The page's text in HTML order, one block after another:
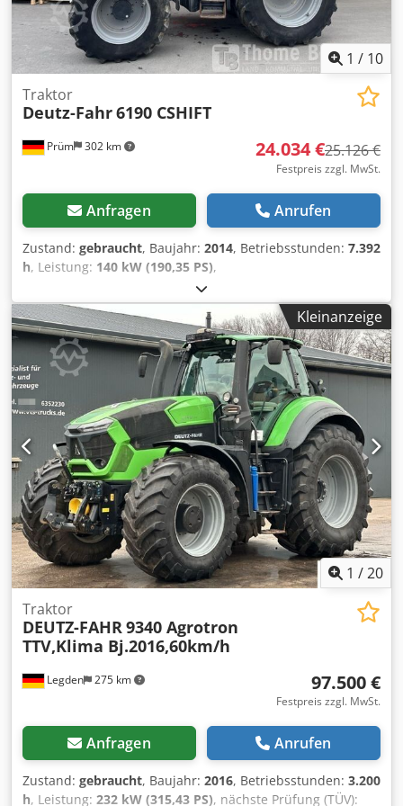
1 / 10
Prüm 302 km
Traktor
Deutz-Fahr6190 CSHIFT
24.034 €25.126 €
Festpreis zzgl. MwSt.
Anfragen Anrufen
Zustand: gebraucht, Baujahr: 2014, Betriebsstunden: 7.392
h, Leistung: 140 kW (190,35 PS),
Betriebsstunden:7392_____Baujahr 2014Betriebsstunden:
7932Getriebereparatur vor ca. 2 Jahren durch Deutz
VertragswerkstattMotor drückt Öl zur Motorentlüftung und
Messstab herausMotorTCD 6.1 Tier 4i6 Zylinder, 6.057
ccmNennleistung 135 kW / 184 PSTankinhalt: 280 l, AdBlue:
35 lGetriebe ZF-Powershift Getriebe 32/32, 50
km/hElektrohydr. WendeschaltungZW
540/540E/1000/1000EFrontzapfwelleHydraulikCC LC 120
l/min5 DW elektr.Frontkraftheber 1 DWAchsen Bereifung
VF 600/60 R 30 & VF 710/60
R42VorderradkotflügelFahrerplatzBedienarmleh ne mit
JoystickEckpfostendisplay
digitalLuftsitzKlimaanlageElektrikRundu
mleuchteArbeitsscheinwerferPreis: 24.033,61 Euro (netto)
28.600,00 inkl. MwSt.,Lagerort:null Credpfx Aszdmugsivjf
Kleinanzeige
1 /20
Legden 275 km
Traktor
DEUTZ-FAHR9340 Agrotron
TTV,Klima Bj.2016,60km/h
97.500 €
Festpreis zzgl. MwSt.
Anfragen Anrufen
Zustand: gebraucht, Baujahr: 2016, Betriebsstunden: 3.200
h, Leistung: 232 kW (315,43 PS), nächste Prüfung (TÜV):